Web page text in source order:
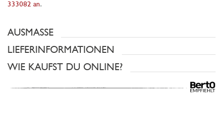
333082 an.
AUSMASSE
LIEFERINFORMATIONEN
WIE KAUFST DU ONLINE?